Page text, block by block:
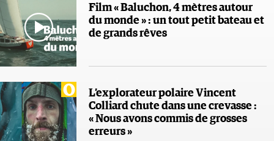
Film « Baluchon, 4 mètres autour
du monde » : un tout petit bateau et
de grands rêves
L’explorateur polaire Vincent
Colliard chute dans une crevasse :
« Nous avons commis de grosses
erreurs »